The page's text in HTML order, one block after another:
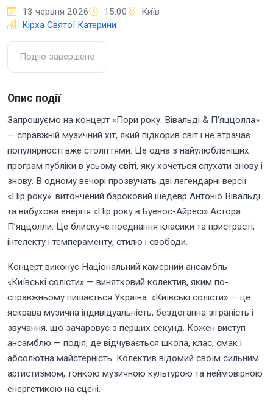
13 червня 2026 15:00
Київ
Кірха Святої Катерини
Подію завершено
Опис події
Запрошуємо на концерт «Пори року. Вівальді & П’яццолла»
— справжній музичний хіт, який підкорив світ і не втрачає
популярності вже століттями. Це одна з найулюбленіших
програм публіки в усьому світі, яку хочеться слухати знову і
знову. В одному вечорі прозвучать дві легендарні версії
«Пір року»: витончений бароковий шедевр Антоніо Вівальді
та вибухова енергія «Пір року в Буенос-Айресі» Астора
П’яццолли. Це блискуче поєднання класики та пристрасті,
інтелекту і темпераменту, стилю і свободи.
Концерт виконує Національний камерний ансамбль
«Київські солісти» — винятковий колектив, яким по-
справжньому пишається Україна. «Київські солісти» — це
яскрава музична індивідуальність, бездоганна зіграність і
звучання, що зачаровує з перших секунд. Кожен виступ
ансамблю — подія, де відчувається школа, клас, смак і
абсолютна майстерність. Колектив відомий своїм сильним
артистизмом, тонкою музичною культурою та неймовірною
енергетикою на сцені.